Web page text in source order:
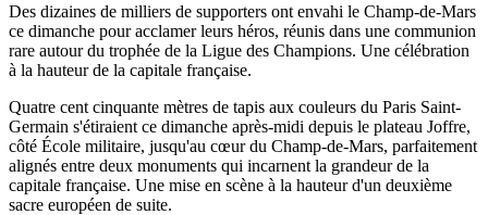
Des dizaines de milliers de supporters ont envahi le Champ-de-Mars
ce dimanche pour acclamer leurs héros, réunis dans une communion
rare autour du trophée de la Ligue des Champions. Une célébration
à la hauteur de la capitale française.
Quatre cent cinquante mètres de tapis aux couleurs du Paris Saint-
Germain s'étiraient ce dimanche après-midi depuis le plateau Joffre,
côté École militaire, jusqu'au cœur du Champ-de-Mars, parfaitement
alignés entre deux monuments qui incarnent la grandeur de la
capitale française. Une mise en scène à la hauteur d'un deuxième
sacre européen de suite.